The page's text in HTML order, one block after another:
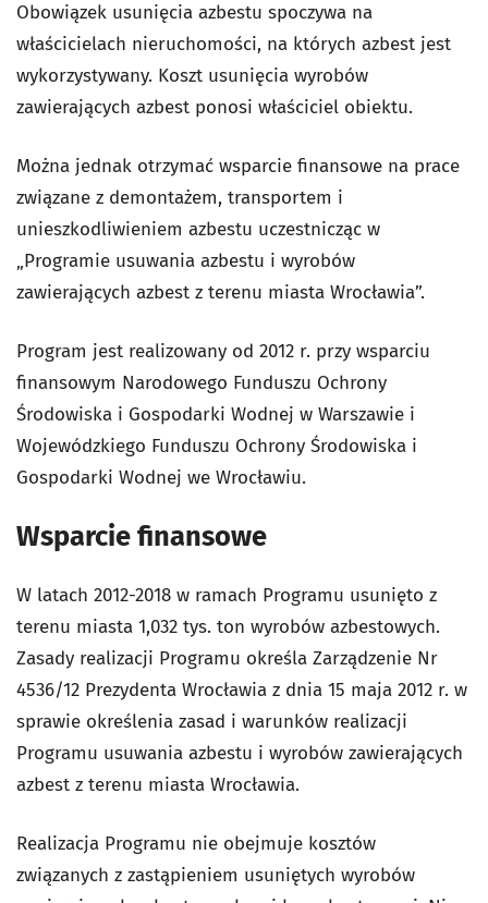
Obowiązek usunięcia azbestu spoczywa na
właścicielach nieruchomości, na których azbest jest
wykorzystywany. Koszt usunięcia wyrobów
zawierających azbest ponosi właściciel obiektu.
Można jednak otrzymać wsparcie finansowe na prace
związane z demontażem, transportem i
unieszkodliwieniem azbestu uczestnicząc w
„Programie usuwania azbestu i wyrobów
zawierających azbest z terenu miasta Wrocławia”.
Program jest realizowany od 2012 r. przy wsparciu
finansowym Narodowego Funduszu Ochrony
Środowiska i Gospodarki Wodnej w Warszawie i
Wojewódzkiego Funduszu Ochrony Środowiska i
Gospodarki Wodnej we Wrocławiu.
Wsparcie finansowe
W latach 2012-2018 w ramach Programu usunięto z
terenu miasta 1,032 tys. ton wyrobów azbestowych.
Zasady realizacji Programu określa Zarządzenie Nr
4536/12 Prezydenta Wrocławia z dnia 15 maja 2012 r. w
sprawie określenia zasad i warunków realizacji
Programu usuwania azbestu i wyrobów zawierających
azbest z terenu miasta Wrocławia.
Realizacja Programu nie obejmuje kosztów
związanych z zastąpieniem usuniętych wyrobów